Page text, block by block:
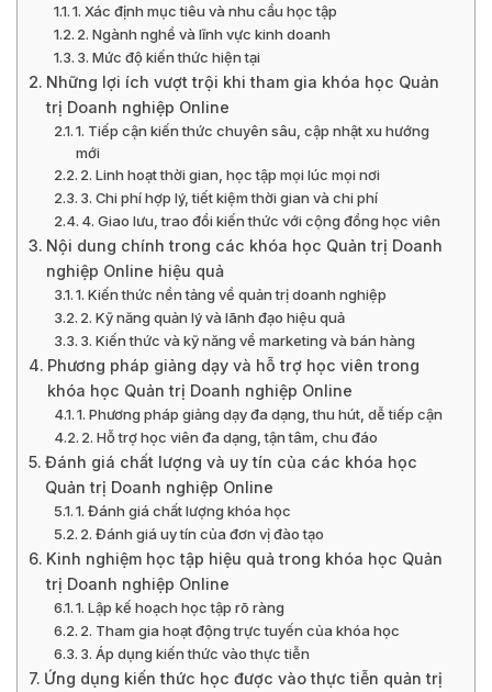
1. Xác định mục tiêu và nhu cầu học tập
2. Ngành nghề và lĩnh vực kinh doanh
3. Mức độ kiến thức hiện tại
Những lợi ích vượt trội khi tham gia khóa học Quản
trị Doanh nghiệp Online
1. Tiếp cận kiến thức chuyên sâu, cập nhật xu hướng
mới
2. Linh hoạt thời gian, học tập mọi lúc mọi nơi
3. Chi phí hợp lý, tiết kiệm thời gian và chi phí
4. Giao lưu, trao đổi kiến thức với cộng đồng học viên
Nội dung chính trong các khóa học Quản trị Doanh
nghiệp Online hiệu quả
1. Kiến thức nền tảng về quản trị doanh nghiệp
2. Kỹ năng quản lý và lãnh đạo hiệu quả
3. Kiến thức và kỹ năng về marketing và bán hàng
Phương pháp giảng dạy và hỗ trợ học viên trong
khóa học Quản trị Doanh nghiệp Online
1. Phương pháp giảng dạy đa dạng, thu hút, dễ tiếp cận
2. Hỗ trợ học viên đa dạng, tận tâm, chu đáo
Đánh giá chất lượng và uy tín của các khóa học
Quản trị Doanh nghiệp Online
1. Đánh giá chất lượng khóa học
2. Đánh giá uy tín của đơn vị đào tạo
Kinh nghiệm học tập hiệu quả trong khóa học Quản
trị Doanh nghiệp Online
1. Lập kế hoạch học tập rõ ràng
2. Tham gia hoạt động trực tuyến của khóa học
3. Áp dụng kiến thức vào thực tiễn
Ứng dụng kiến thức học được vào thực tiễn quản trị